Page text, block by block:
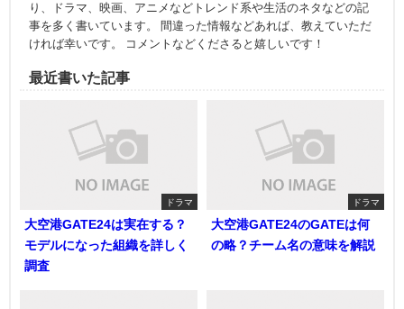
り、ドラマ、映画、アニメなどトレンド系や生活のネタなどの記
事を多く書いています。 間違った情報などあれば、教えていただ
ければ幸いです。 コメントなどくださると嬉しいです！
最近書いた記事
ドラマ
大空港GATE24は実在する？
モデルになった組織を詳しく
調査
ドラマ
大空港GATE24のGATEは何
の略？チーム名の意味を解説